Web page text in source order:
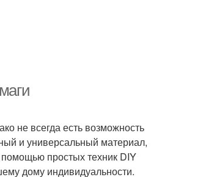
не всегда есть возможность
и универсальный материал,
простых техник DIY
дому индивидуальности.